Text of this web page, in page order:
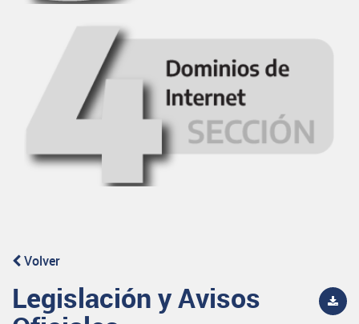
Volver
Legislación y Avisos